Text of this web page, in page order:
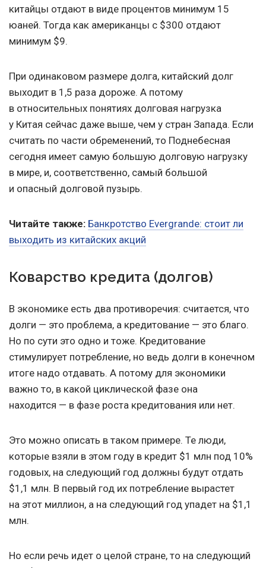
китайцы отдают в виде процентов минимум 15
юаней. Тогда как американцы с $300 отдают
минимум $9.
При одинаковом размере долга, китайский долг
выходит в 1,5 раза дороже. А потому
в относительных понятиях долговая нагрузка
у Китая сейчас даже выше, чем у стран Запада. Если
считать по части обременений, то Поднебесная
сегодня имеет самую большую долговую нагрузку
в мире, и, соответственно, самый большой
и опасный долговой пузырь.
Читайте также: Банкротство Evergrande: стоит ли
выходить из китайских акций
Коварство кредита (долгов)
В экономике есть два противоречия: считается, что
долги — это проблема, а кредитование — это благо.
Но по сути это одно и тоже. Кредитование
стимулирует потребление, но ведь долги в конечном
итоге надо отдавать. А потому для экономики
важно то, в какой циклической фазе она
находится — в фазе роста кредитования или нет.
Это можно описать в таком примере. Те люди,
которые взяли в этом году в кредит $1 млн под 10%
годовых, на следующий год должны будут отдать
$1,1 млн. В первый год их потребление вырастет
на этот миллион, а на следующий год упадет на $1,1
млн.
Но если речь идет о целой стране, то на следующий